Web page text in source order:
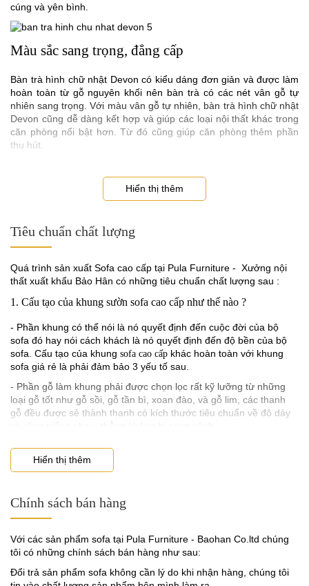
cúng và yên bình.
Màu sắc sang trọng, đẳng cấp
Bàn trà hình chữ nhật Devon có kiểu dáng đơn giản và được làm
hoàn toàn từ gỗ nguyên khối nên bàn trà có các nét vân gỗ tự
nhiên sang trọng. Với màu vân gỗ tự nhiên, bàn trà hình chữ nhật
Devon cũng dễ dàng kết hợp và giúp các loại nội thất khác trong
căn phòng nổi bật hơn. Từ đó cũng giúp căn phòng thêm phần
thu hút.
Diện tích mặt bàn rộng tăng diện tích bày trí
bày trí những đồ dùng cần thiết như tách ly, hay các loại tượng
trang trí theo phong cách cổ điển.
Hiển thị thêm
Tiêu chuẩn chất lượng
Quá trình sản xuất Sofa cao cấp tại Pula Furniture - Xưởng nội
thất xuất khẩu Bảo Hân có những tiêu chuẩn chất lượng sau :
1. Cấu tạo của khung sườn sofa cao cấp như thế nào ?
- Phần khung có thể nói là nó quyết định đến cuộc đời của bộ
sofa đó hay nói cách khách là nó quyết định đến độ bền của bộ
sofa. Cấu tạo của khung sofa cao cấp khác hoàn toàn với khung
sofa giá rẻ là phải đảm bảo 3 yếu tố sau.
- Phần gỗ làm khung phải được chọn lọc rất kỹ lưỡng từ những
loại gỗ tốt như gỗ sồi, gỗ tần bì, xoan đào, và gỗ lim, các thanh
gỗ đều được sẻ thành thanh có kích thước tiêu chuẩn về độ dày
- Phần lò xò phải được sử dụng lò xò nằm ngang và được làm
bằng thép S600 là dòng thép có độ cứng và độ đàn hồi đặc biệt là
không bị biến dạng khi bẻ hoặc ngồi quá tải nó sẽ trả lại nguyên
- Phần dây đây là phải loại chuyên dụng có độ dày 1cm và bản
rộng 5cm có chịu lực trọng tải lên đến 100kg. dây đai có chức
chắn.
2. Chất lượng đệm mút sofa phải có độ dày và đàn hồi tốt
Hiển thị thêm
Chính sách bán hàng
Với các sản phẩm sofa tại Pula Furniture - Baohan Co.ltd chúng
tôi có những chính sách bán hàng như sau:
Đổi trả sản phẩm sofa không cần lý do khi nhận hàng, chúng tôi